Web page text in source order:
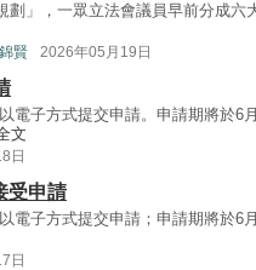
劃」，一眾立法會議員早前分成六
賢 2026年05月19日
電子方式提交申請。申請期將於6
文
日
受申請
電子方式提交申請；申請期將於6
日